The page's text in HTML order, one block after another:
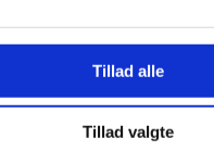
Tillad alle
Tillad valgte
er et
som